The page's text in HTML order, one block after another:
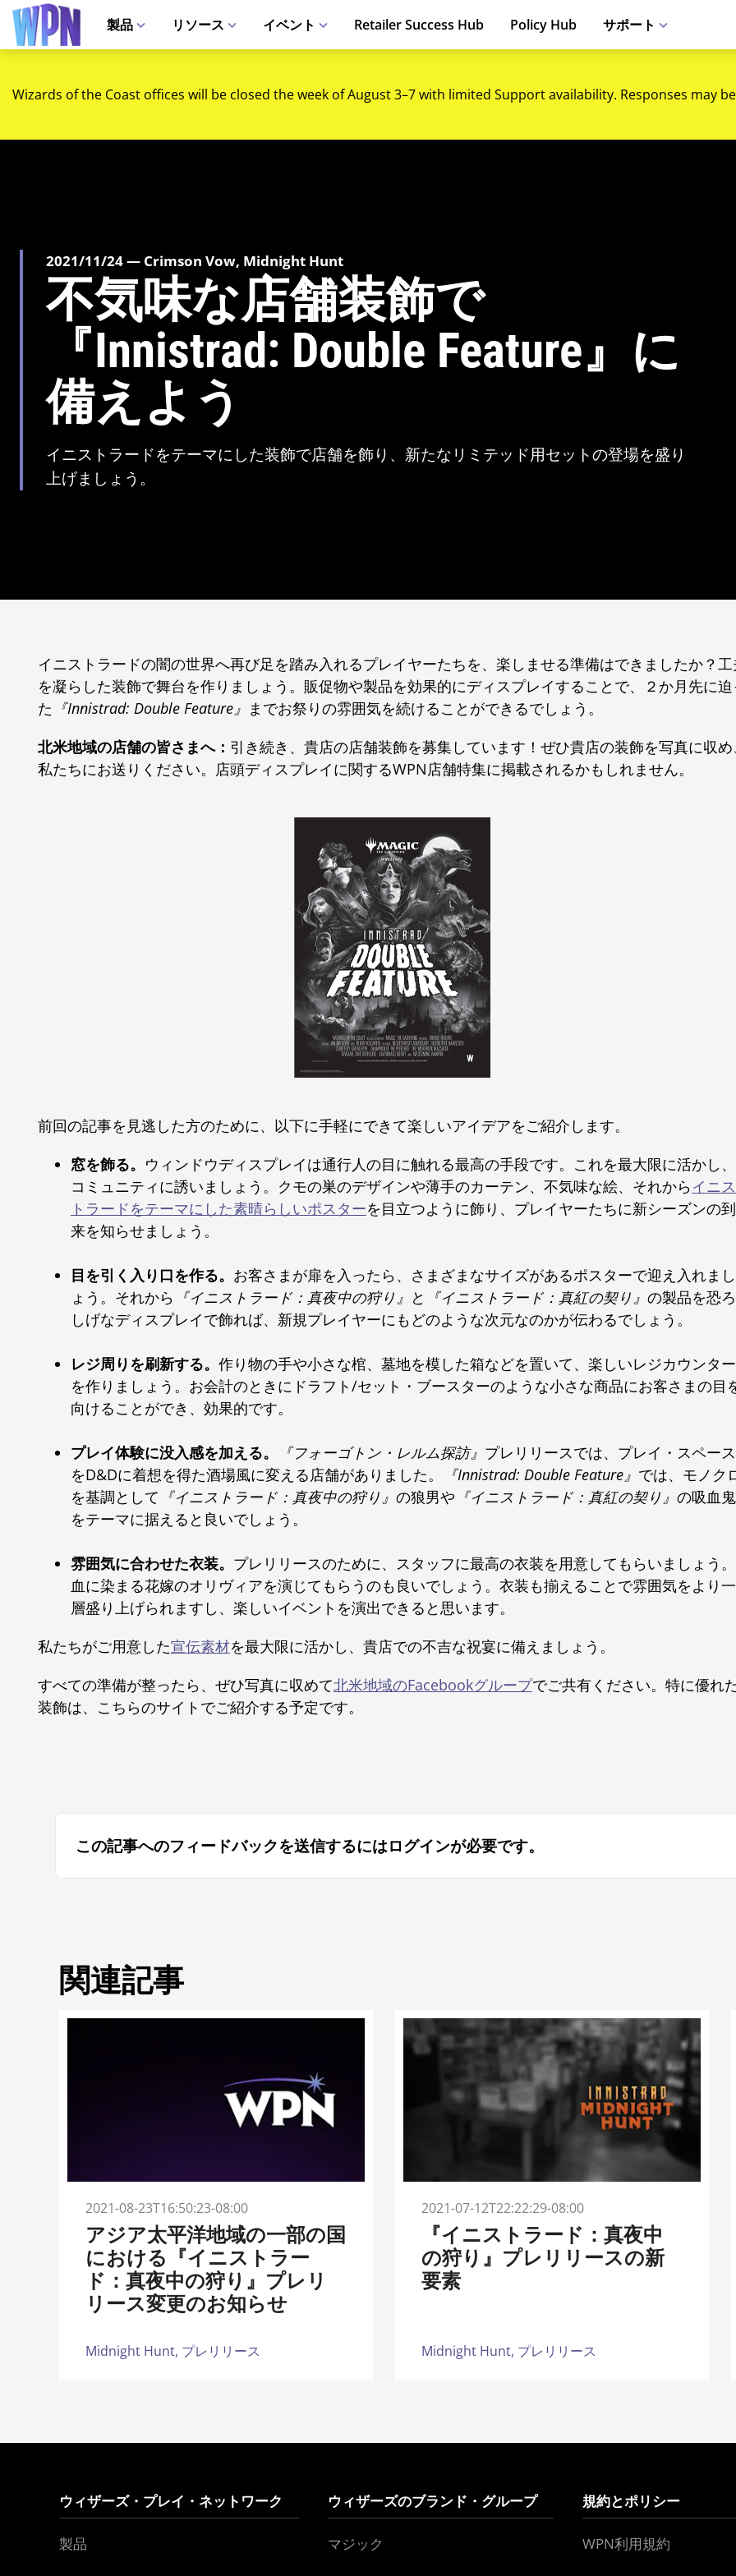
製品 リソース イベント Retailer Success Hub Policy Hub サポート
Wizards of the Coast offices will be closed the week of August 3–7 with limited Support availability. Responses may
2021/11/24 — Crimson Vow, Midnight Hunt
不気味な店舗装飾で
『Innistrad: Double Feature』に
備えよう
イニストラードをテーマにした装飾で店舗を飾り、新たなリミテッド用セットの登場を盛り
上げましょう。
イニストラードの闇の世界へ再び足を踏み入れるプレイヤーたちを、楽しませる準備はできましたか？工
を凝らした装飾で舞台を作りましょう。販促物や製品を効果的にディスプレイすることで、２か月先に迫
た 『Innistrad: Double Feature』 までお祭りの雰囲気を続けることができるでしょう。
北米地域の店舗の皆さまへ： 引き続き、貴店の店舗装飾を募集しています！ぜひ貴店の装飾を写真に収め
私たちにお送りください。店頭ディスプレイに関するWPN店舗特集に掲載されるかもしれません。
前回の記事を見逃した方のために、以下に手軽にできて楽しいアイデアをご紹介します。
窓を飾る。 ウィンドウディスプレイは通行人の目に触れる最高の手段です。これを最大限に活かし、
コミュニティに誘いましょう。クモの巣のデザインや薄手のカーテン、不気味な絵、それから イニス
トラードをテーマにした素晴らしいポスターを目立つように飾り、プレイヤーたちに新シーズンの到
来を知らせましょう。
目を引く入り口を作る。 お客さまが扉を入ったら、さまざまなサイズがあるポスターで迎え入れまし
ょう。それから
『イニストラード：真夜中の狩り』 と 『イニストラード：真紅の契り』 の製品を恐ろ
しげなディスプレイで飾れば、新規プレイヤーにもどのような次元なのかが伝わるでしょう。
レジ周りを刷新する。 作り物の手や小さな棺、墓地を模した箱などを置いて、楽しいレジカウンター
を作りましょう。お会計のときにドラフト/セット・ブースターのような小さな商品にお客さまの目
向けることができ、効果的です。
プレイ体験に没入感を加える。 『フォーゴトン・レルム探訪』 プレリリースでは、プレイ・スペース
をD&Dに着想を得た酒場風に変える店舗がありました。
『Innistrad: Double Feature』 では、モノク
を基調として 『イニストラード：真夜中の狩り』 の狼男や 『イニストラード：真紅の契り』 の吸血鬼
をテーマに据えると良いでしょう。
雰囲気に合わせた衣装。 プレリリースのために、スタッフに最高の衣装を用意してもらいましょう。
血に染まる花嫁のオリヴィアを演じてもらうのも良いでしょう。衣装も揃えることで雰囲気をより一
層盛り上げられますし、楽しいイベントを演出できると思います。
私たちがご用意した宣伝素材を最大限に活かし、貴店での不吉な祝宴に備えましょう。
すべての準備が整ったら、ぜひ写真に収めて北米地域のFacebookグループでご共有ください。特に優れ
装飾は、こちらのサイトでご紹介する予定です。
この記事へのフィードバックを送信するにはログインが必要です。
関連記事
2021-08-23T16:50:23-08:00
アジア太平洋地域の一部の国
における『イニストラー
ド：真夜中の狩り』プレリ
リース変更のお知らせ
Midnight Hunt, プレリリース
2021-07-12T22:22:29-08:00
『イニストラード：真夜中
の狩り』プレリリースの新
要素
Midnight Hunt, プレリリース
ウィザーズ・プレイ・ネットワーク
製品
ウィザーズのブランド・グループ
マジック
規約とポリシー
WPN利用規約